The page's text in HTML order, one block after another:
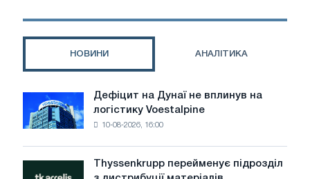
НОВИНИ АНАЛІТИКА
Дефіцит
на
Дунаї
Дефіцит на Дунаї не вплинув на
логістику Voestalpine
10-08-2026, 16:00
Thyssenkrupp перейменує підрозділ